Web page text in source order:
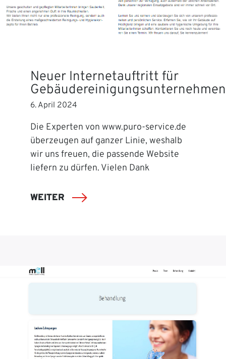
Neuer Internetauftritt für
Gebäudereinigungsunternehmen
6. April 2024
Die Experten von www.puro-service.de
überzeugen auf ganzer Linie, weshalb
wir uns freuen, die passende Website
liefern zu dürfen. Vielen Dank
WEITER